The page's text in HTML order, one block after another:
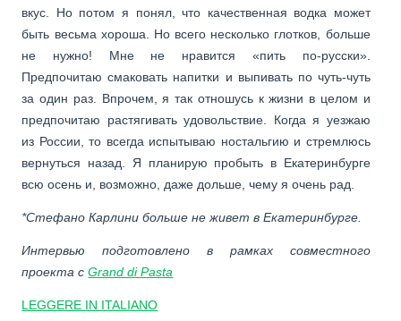
вкус. Но потом я понял, что качественная водка может
быть весьма хороша. Но всего несколько глотков, больше
не нужно! Мне не нравится «пить по-русски».
Предпочитаю смаковать напитки и выпивать по чуть-чуть
за один раз. Впрочем, я так отношусь к жизни в целом и
предпочитаю растягивать удовольствие. Когда я уезжаю
из России, то всегда испытываю ностальгию и стремлюсь
вернуться назад. Я планирую пробыть в Екатеринбурге
всю осень и, возможно, даже дольше, чему я очень рад.
*Стефано Карлини больше не живет в Екатеринбурге.
Интервью подготовлено в рамках совместного
проекта сGrand di Pasta
LEGGERE IN ITALIANO